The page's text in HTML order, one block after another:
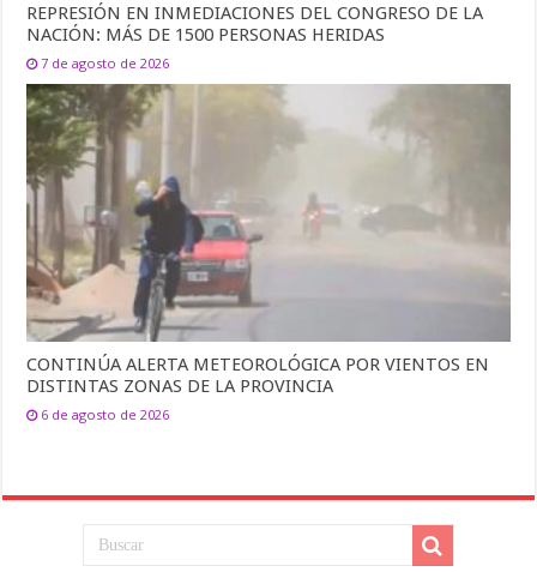
REPRESIÓN EN INMEDIACIONES DEL CONGRESO DE LA
NACIÓN: MÁS DE 1500 PERSONAS HERIDAS
7 de agosto de 2026
CONTINÚA ALERTA METEOROLÓGICA POR VIENTOS EN
DISTINTAS ZONAS DE LA PROVINCIA
6 de agosto de 2026